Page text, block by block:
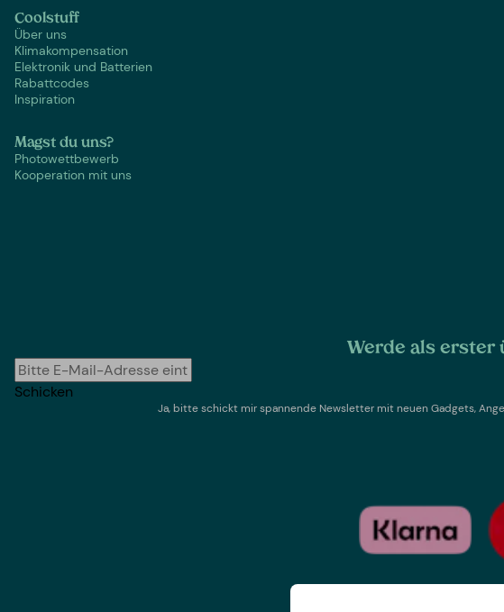
Coolstuff
Über uns
Klimakompensation
Elektronik und Batterien
Rabattcodes
Inspiration
Magst du uns?
Photowettbewerb
Kooperation mit uns
Werde als erster
Schicken
Ja, bitte schickt mir spannende Newsletter mit neuen Gadgets,